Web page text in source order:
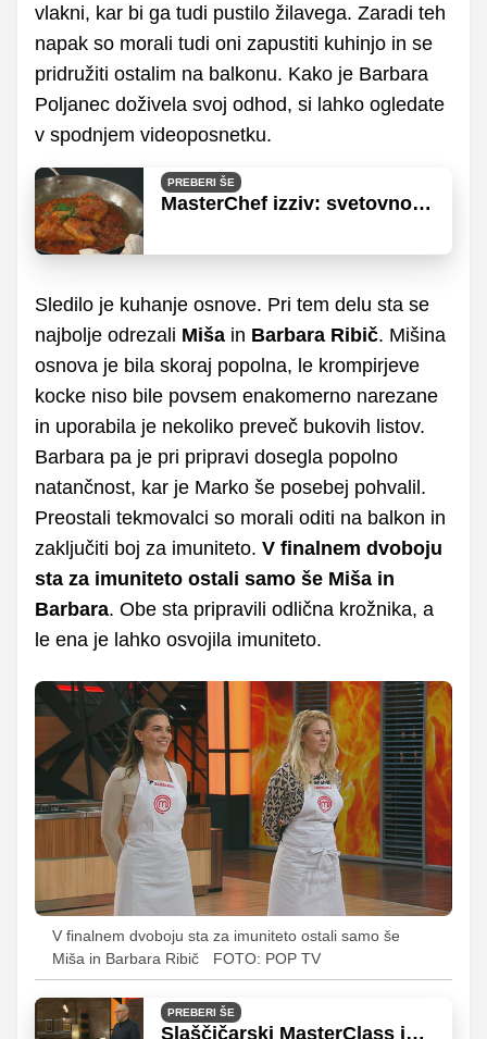
vlakni, kar bi ga tudi pustilo žilavega. Zaradi teh
napak so morali tudi oni zapustiti kuhinjo in se
pridružiti ostalim na balkonu. Kako je Barbara
Poljanec doživela svoj odhod, si lahko ogledate
v spodnjem videoposnetku.
PREBERI ŠE
MasterChef izziv: svetovno
Sledilo je kuhanje osnove. Pri tem delu sta se
najbolje odrezali Miša in Barbara Ribič. Mišina
osnova je bila skoraj popolna, le krompirjeve
kocke niso bile povsem enakomerno narezane
in uporabila je nekoliko preveč bukovih listov.
Barbara pa je pri pripravi dosegla popolno
natančnost, kar je Marko še posebej pohvalil.
Preostali tekmovalci so morali oditi na balkon in
zaključiti boj za imuniteto. V finalnem dvoboju
sta za imuniteto ostali samo še Miša in
Barbara. Obe sta pripravili odlična krožnika, a
le ena je lahko osvojila imuniteto.
V finalnem dvoboju sta za imuniteto ostali samo še
Miša in Barbara Ribič
FOTO: POP TV
PREBERI ŠE
Slaščičarski MasterClass in 8